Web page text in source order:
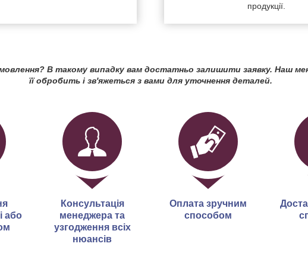
продукції.
В такому випадку вам достатньо залишити заявку. Наш
її обробить і зв'яжеться з вами для уточнення деталей.
або
Консультація
менеджера та
узгодження всіх
нюансів
Оплата зручним
способом